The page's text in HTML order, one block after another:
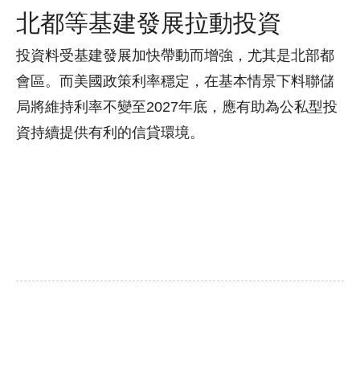
北都等基建發展拉動投資
投資料受基建發展加快帶動而增強，尤其是北部都
會區。而美國政策利率穩定，在基本情景下料聯儲
局將維持利率不變至2027年底，應有助為公私型投
資持續提供有利的信貸環境。